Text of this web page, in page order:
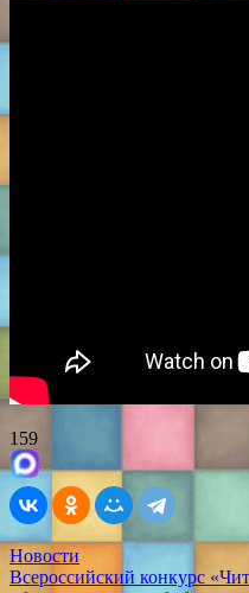
159
Новости
Всероссийский конкурс